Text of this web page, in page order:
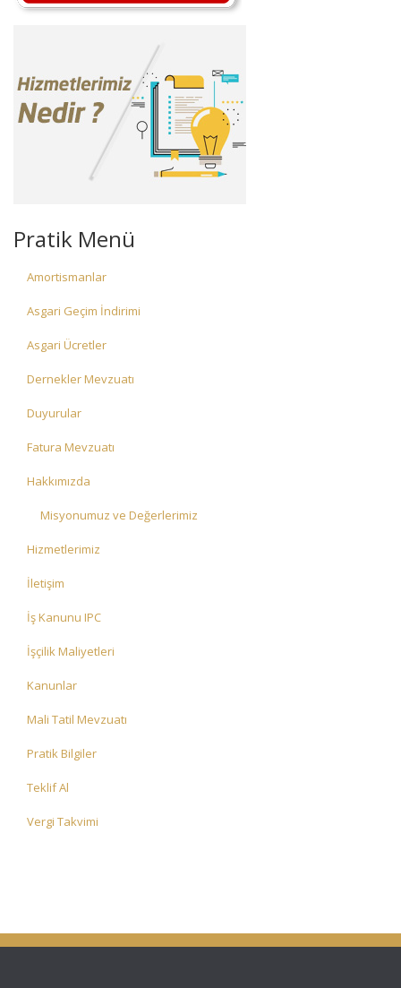
Pratik Menü
Amortismanlar
Asgari Geçim İndirimi
Asgari Ücretler
Dernekler Mevzuatı
Duyurular
Fatura Mevzuatı
Hakkımızda
Misyonumuz ve Değerlerimiz
Hizmetlerimiz
İletişim
İş Kanunu IPC
İşçilik Maliyetleri
Kanunlar
Mali Tatil Mevzuatı
Pratik Bilgiler
Teklif Al
Vergi Takvimi